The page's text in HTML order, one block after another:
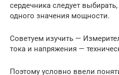
сердечника следует
одного значения мощности.
Советуем изучить —
тока и напряжения —
Поэтому условно ввели